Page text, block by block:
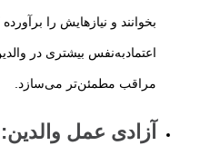
بخوانند و نیازهایش را
اعتمادبه‌نفس بیشتری در
مراقب مطمئن‌تر می‌سازد.
آزادی عمل والدین: